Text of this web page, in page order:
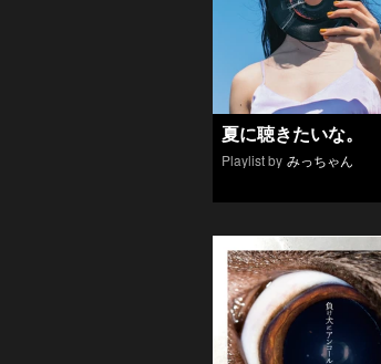
夏に聴きたいな。
Playlist by みっちゃん